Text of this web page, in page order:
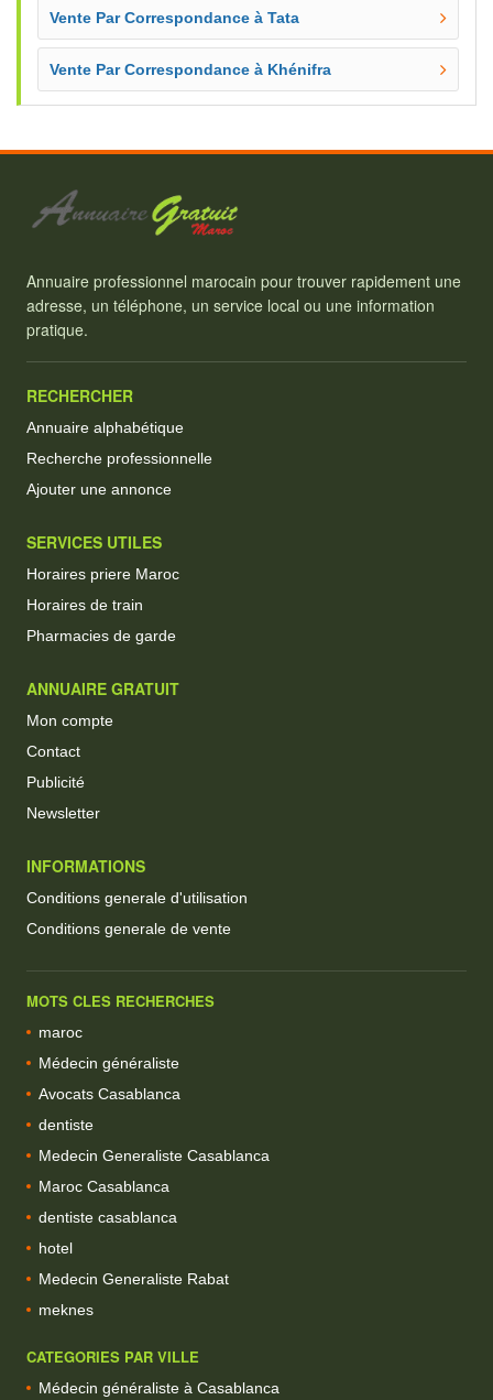
Vente Par Correspondance à Tata
Vente Par Correspondance à Khénifra
Annuaire professionnel marocain pour trouver rapidement une
adresse, un téléphone, un service local ou une information
pratique.
RECHERCHER
Annuaire alphabétique
Recherche professionnelle
Ajouter une annonce
SERVICES UTILES
Horaires priere Maroc
Horaires de train
Pharmacies de garde
ANNUAIRE GRATUIT
Mon compte
Contact
Publicité
Newsletter
INFORMATIONS
Conditions generale d'utilisation
Conditions generale de vente
MOTS CLES RECHERCHES
maroc
Médecin généraliste
Avocats Casablanca
dentiste
Medecin Generaliste Casablanca
Maroc Casablanca
dentiste casablanca
hotel
Medecin Generaliste Rabat
meknes
CATEGORIES PAR VILLE
Médecin généraliste à Casablanca